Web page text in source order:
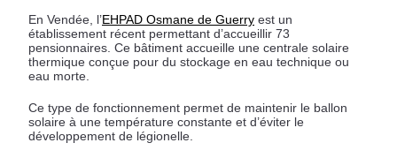
En Vendée, l’EHPAD Osmane de Guerry est un
établissement récent permettant d’accueillir 73
pensionnaires. Ce bâtiment accueille une centrale solaire
thermique conçue pour du stockage en eau technique ou
eau morte.
Ce type de fonctionnement permet de maintenir le ballon
solaire à une température constante et d’éviter le
développement de légionelle.